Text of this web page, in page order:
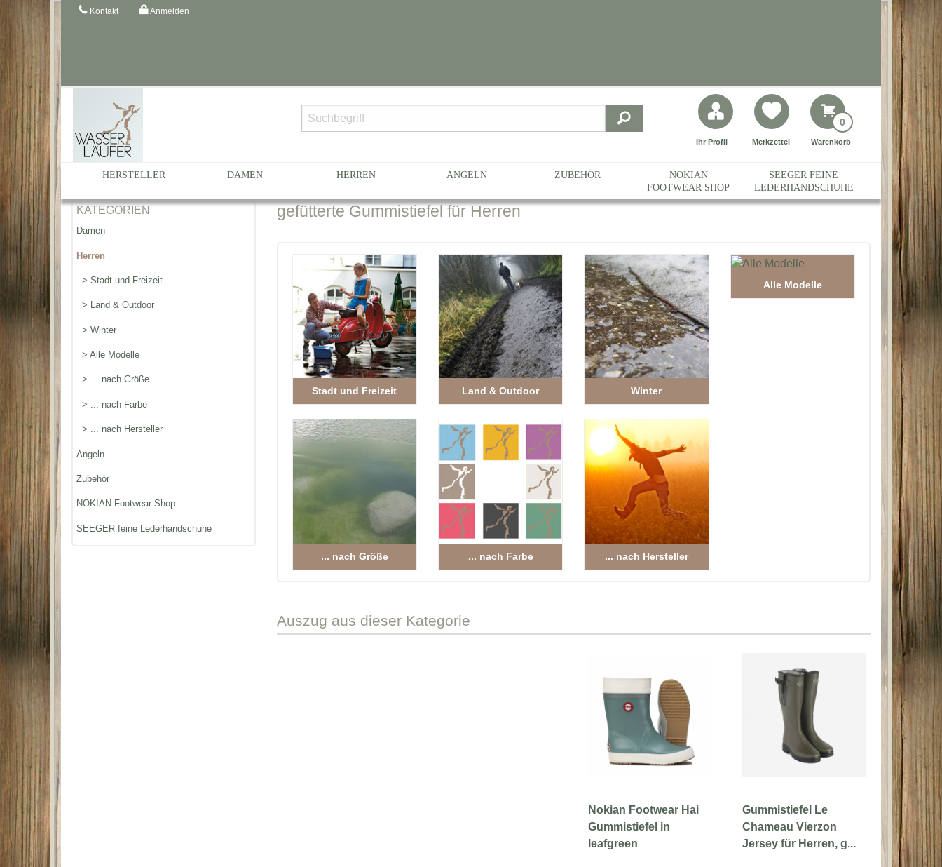
Kontakt Anmelden
Ihr Profil Merkzettel Warenkorb
0
HERSTELLER DAMEN HERREN ANGELN ZUBEHÖR
NOKIAN
FOOTWEAR SHOP
SEEGER FEINE
LEDERHANDSCHUHE
Startseite
KATEGORIEN
Damen
Herren
> Stadt und Freizeit
> Land & Outdoor
> Winter
> Alle Modelle
> ... nach Größe
> ... nach Farbe
> ... nach Hersteller
Angeln
Zubehör
NOKIAN Footwear Shop
SEEGER feine Lederhandschuhe
gefütterteGummistiefel für Herren
Stadt und Freizeit Land & Outdoor Winter
Alle Modelle
... nach Größe ... nach Farbe ... nach Hersteller
Auszug aus dieser Kategorie
Nokian Footwear Hai
Gummistiefel in
leafgreen
Gummistiefel Le
Chameau Vierzon
Jersey für Herren, g...